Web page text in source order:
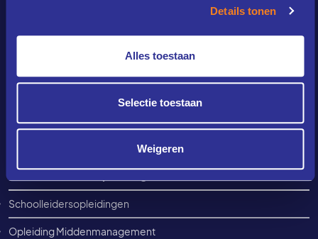
Details tonen
Alles toestaan
Selectie toestaan
Weigeren
het onderwijs, gericht op de best mogelijke ontwikkeling voor
Contact
Elke werkdag tussen 08:30-12:30
Footer informatie
Informatie over opleidingen
Schoolleidersopleidingen
Opleiding Middenmanagement